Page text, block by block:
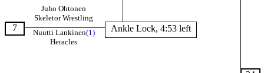
Ankle Lock, 4:53 left
7
Juho Ohtonen
Skeletor Wrestling
Nuutti Lankinen(1)
Heracles